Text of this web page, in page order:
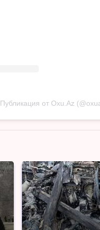
Публикация от Oxu.Az